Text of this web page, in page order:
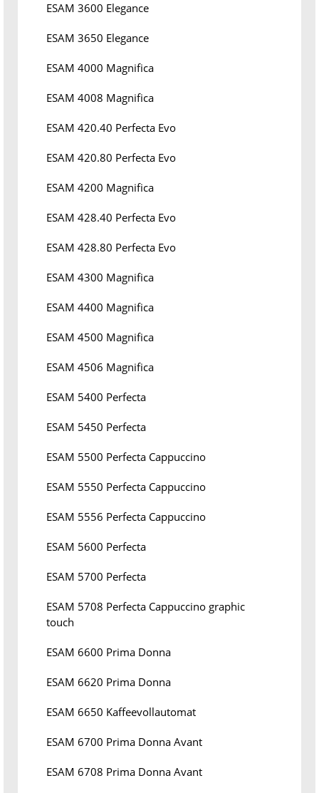
ESAM 3600 Elegance
ESAM 3650 Elegance
ESAM 4000 Magnifica
ESAM 4008 Magnifica
ESAM 420.40 Perfecta Evo
ESAM 420.80 Perfecta Evo
ESAM 4200 Magnifica
ESAM 428.40 Perfecta Evo
ESAM 428.80 Perfecta Evo
ESAM 4300 Magnifica
ESAM 4400 Magnifica
ESAM 4500 Magnifica
ESAM 4506 Magnifica
ESAM 5400 Perfecta
ESAM 5450 Perfecta
ESAM 5500 Perfecta Cappuccino
ESAM 5550 Perfecta Cappuccino
ESAM 5556 Perfecta Cappuccino
ESAM 5600 Perfecta
ESAM 5700 Perfecta
ESAM 5708 Perfecta Cappuccino graphic
touch
ESAM 6600 Prima Donna
ESAM 6620 Prima Donna
ESAM 6650 Kaffeevollautomat
ESAM 6700 Prima Donna Avant
ESAM 6708 Prima Donna Avant